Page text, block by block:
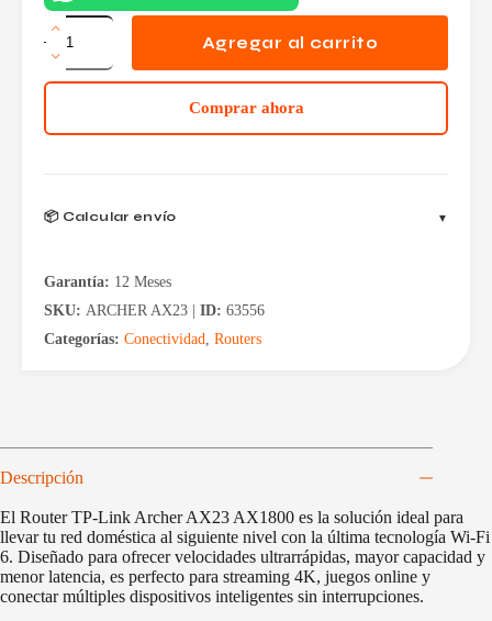
Router
TP-
Link
Archer
cantidad
Agregar al carrito
Comprar ahora
📦 Calcular envío
Garantía: 12 Meses
SKU: ARCHER AX23 | ID: 63556
Categorías: Conectividad Routers
Descripción
El Router TP-Link Archer AX23 AX1800 es la solución ideal para
llevar tu red doméstica al siguiente nivel con la última tecnología Wi-Fi
6. Diseñado para ofrecer velocidades ultrarrápidas, mayor capacidad y
menor latencia, es perfecto para streaming 4K, juegos online y
conectar múltiples dispositivos inteligentes sin interrupciones.